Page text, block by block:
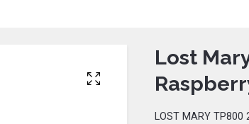
Lost
LOST MARY TP800